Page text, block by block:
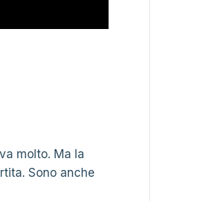
molto. Ma la
Sono anche